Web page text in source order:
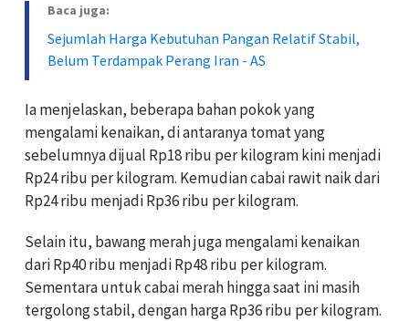
Baca juga:
Sejumlah Harga Kebutuhan Pangan Relatif Stabil,
Belum Terdampak Perang Iran - AS
Ia menjelaskan, beberapa bahan pokok yang
mengalami kenaikan, di antaranya tomat yang
sebelumnya dijual Rp18 ribu per kilogram kini menjadi
Rp24 ribu per kilogram. Kemudian cabai rawit naik dari
Rp24 ribu menjadi Rp36 ribu per kilogram.
Selain itu, bawang merah juga mengalami kenaikan
dari Rp40 ribu menjadi Rp48 ribu per kilogram.
Sementara untuk cabai merah hingga saat ini masih
tergolong stabil, dengan harga Rp36 ribu per kilogram.